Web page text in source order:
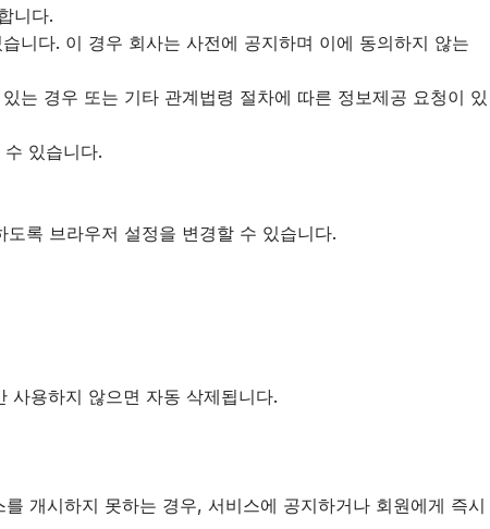
니다.
니다. 이 경우 회사는 사전에 공지하며 이에 동의하지 않는
는 경우 또는 기타 관계법령 절차에 따른 정보제공 요청이 있
있습니다.
록 브라우저 설정을 변경할 수 있습니다.
사용하지 않으면 자동 삭제됩니다.
개시하지 못하는 경우, 서비스에 공지하거나 회원에게 즉시